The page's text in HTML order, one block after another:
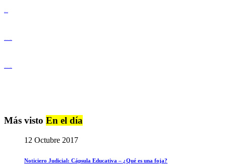
Más visto En el día
12 Octubre 2017
Noticiero Judicial: Cápsula Educativa – ¿Qué es una foja?